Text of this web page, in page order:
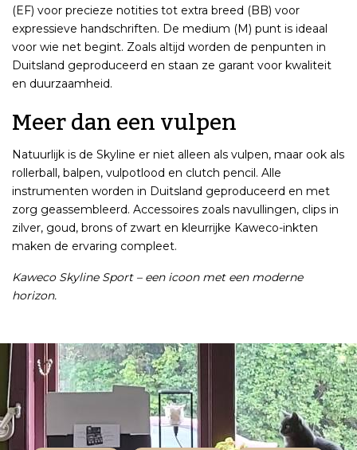
(EF) voor precieze notities tot extra breed (BB) voor
expressieve handschriften. De medium (M) punt is ideaal
voor wie net begint. Zoals altijd worden de penpunten in
Duitsland geproduceerd en staan ze garant voor kwaliteit
en duurzaamheid.
Meer dan een vulpen
Natuurlijk is de Skyline er niet alleen als vulpen, maar ook als
rollerball, balpen, vulpotlood en clutch pencil. Alle
instrumenten worden in Duitsland geproduceerd en met
zorg geassembleerd. Accessoires zoals navullingen, clips in
zilver, goud, brons of zwart en kleurrijke Kaweco-inkten
maken de ervaring compleet.
Kaweco Skyline Sport – een icoon met een moderne
horizon.